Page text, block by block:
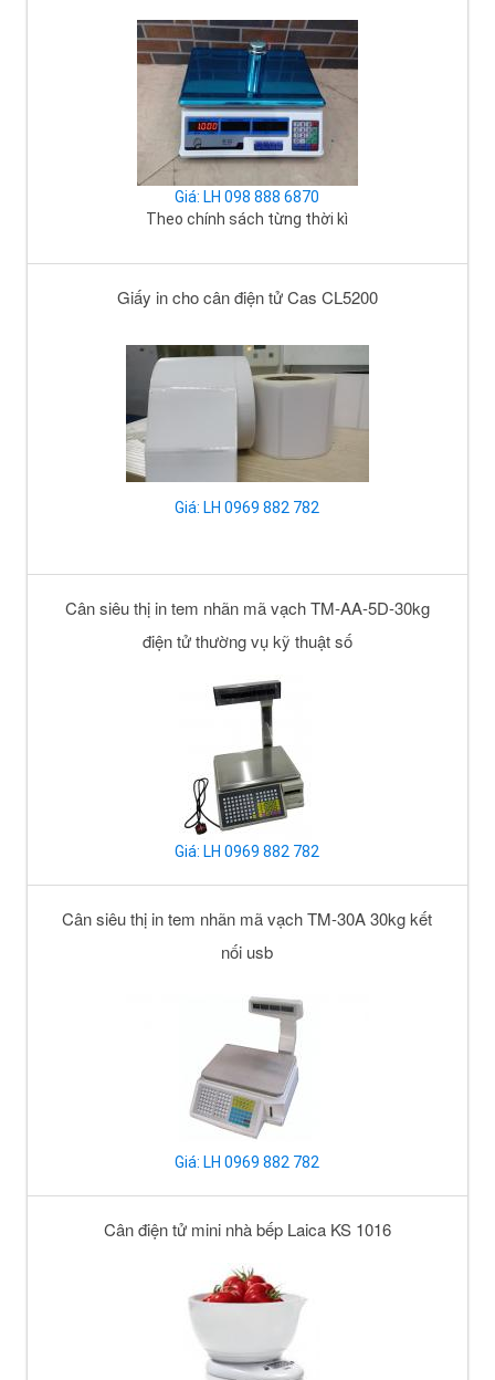
Giá: LH 098 888 6870
Theo chính sách từng thời kì
Giấy in cho cân điện tử Cas CL5200
Giá: LH 0969 882 782
Cân siêu thị in tem nhãn mã vạch TM-AA-5D-30kg
điện tử thường vụ kỹ thuật số
Giá: LH 0969 882 782
Cân siêu thị in tem nhãn mã vạch TM-30A 30kg kết
nối usb
Giá: LH 0969 882 782
Cân điện tử mini nhà bếp Laica KS 1016